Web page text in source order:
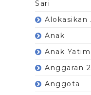
Sari
Alokasikan
Anak
Anak
Anggaran
Anggota